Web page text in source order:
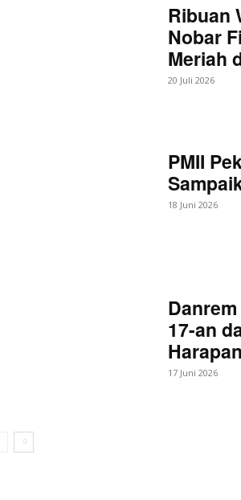
Ribuan
Nobar
Meriah
20 Juli 2026
PMII
18 Juni 2026
17-an
17 Juni 2026